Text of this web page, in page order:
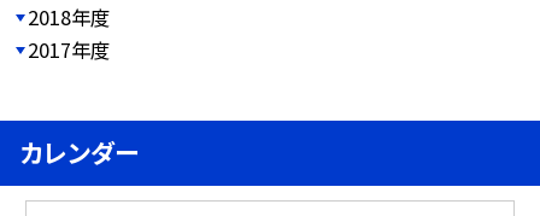
2018年度
2017年度
カレンダー